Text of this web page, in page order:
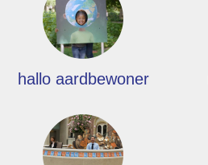
hallo aardbewoner